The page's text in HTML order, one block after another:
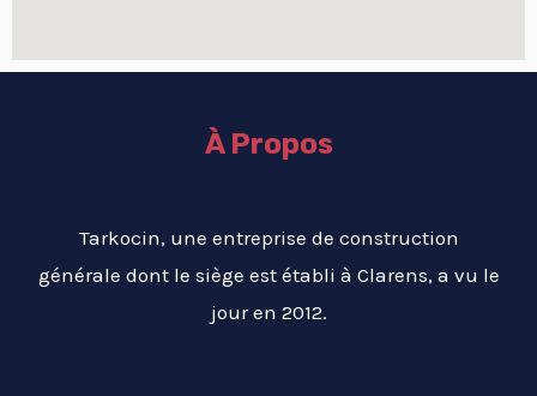
À Propos
Tarkocin, une entreprise de construction
générale dont le siège est établi à Clarens, a vu le
jour en 2012.